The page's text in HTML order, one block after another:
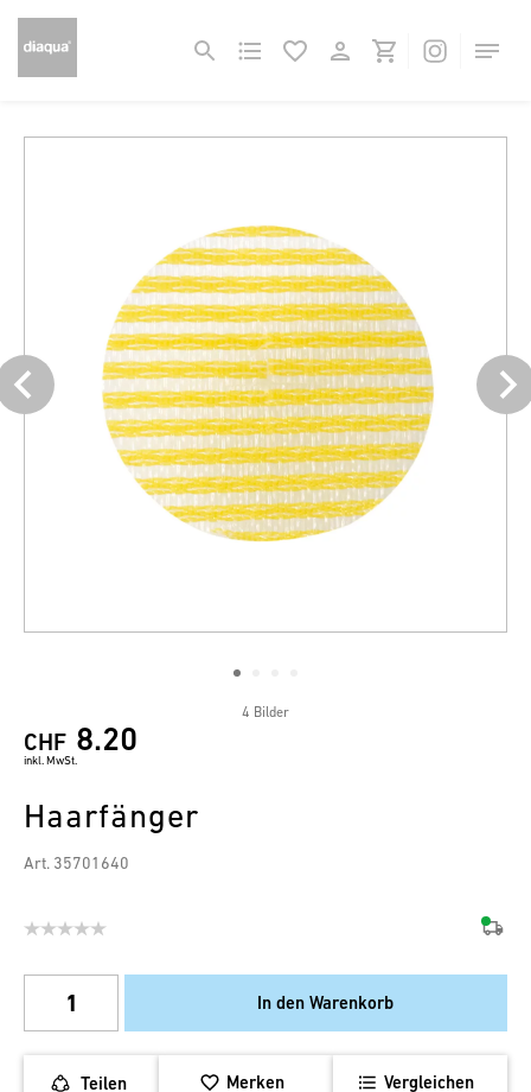
4 Bilder
CHF 8.20
inkl. MwSt.
Haarfänger
Art. 35701640
In den Warenkorb
Teilen Merken Vergleichen